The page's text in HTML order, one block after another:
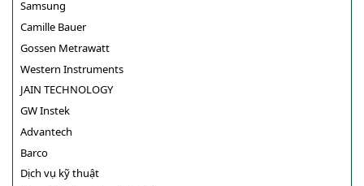
Samsung
Camille Bauer
Gossen Metrawatt
Western Instruments
JAIN TECHNOLOGY
GW Instek
Advantech
Barco
Dịch vụ kỹ thuật